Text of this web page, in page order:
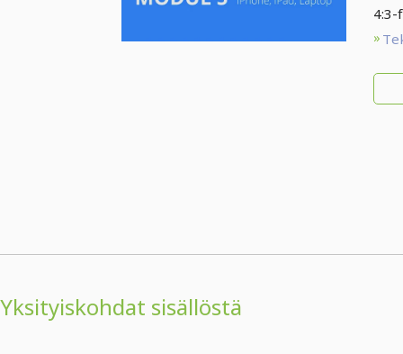
4:3-
Yksityiskohdat sisällöstä